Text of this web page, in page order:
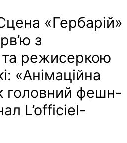
«Гербарій»
з
режисеркою
«Анімаційна
головний фешн-
L’officiel-